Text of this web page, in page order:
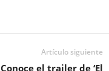
Artículo siguiente
Conoce el trailer de ‘El